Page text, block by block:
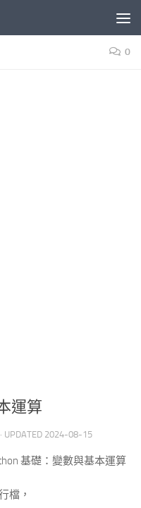
0
運算
· UPDATED 2024-08-15
基礎：變數與基本運算
檔，